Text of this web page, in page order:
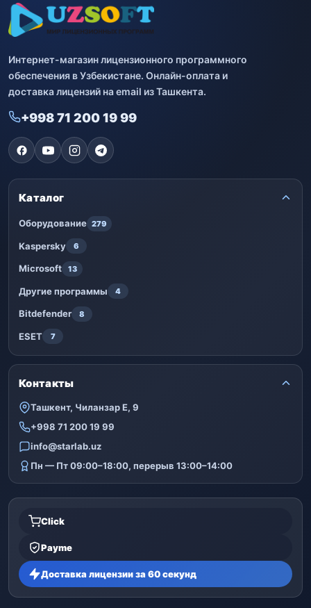
Интернет-магазин лицензионного программного
обеспечения в Узбекистане. Онлайн-оплата и
доставка лицензий на email из Ташкента.
+998 71 200 19 99
Каталог
Оборудование 279
Kaspersky 6
Microsoft 13
Другие программы 4
Bitdefender 8
ESET 7
Контакты
Ташкент, Чиланзар Е, 9
+998 71 200 19 99
info@starlab.uz
Пн — Пт 09:00–18:00, перерыв 13:00–14:00
Click
Payme
Доставка лицензии за 60 секунд